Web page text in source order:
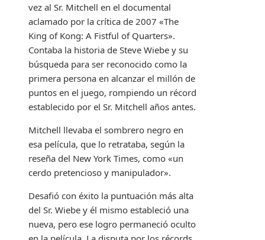
vez al Sr. Mitchell en el documental
aclamado por la crítica de 2007 «The
King of Kong: A Fistful of Quarters».
Contaba la historia de Steve Wiebe y su
búsqueda para ser reconocido como la
primera persona en alcanzar el millón de
puntos en el juego, rompiendo un récord
establecido por el Sr. Mitchell años antes.
Mitchell llevaba el sombrero negro en
esa película, que lo retrataba, según la
reseña del New York Times, como «un
cerdo pretencioso y manipulador».
Desafió con éxito la puntuación más alta
del Sr. Wiebe y él mismo estableció una
nueva, pero ese logro permaneció oculto